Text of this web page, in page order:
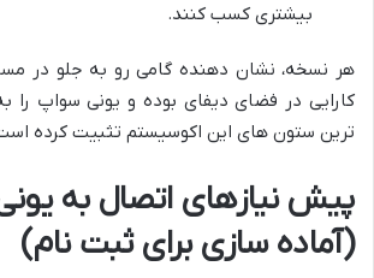
بیشتری کسب کنند.
هر نسخه، نشان دهنده گامی رو به جلو در
کارایی در فضای دیفای بوده و یونی سواپ را
ترین ستون های این اکوسیستم تثبیت کرده
پیش نیازهای اتصال به
(آماده سازی برای ثبت نام)